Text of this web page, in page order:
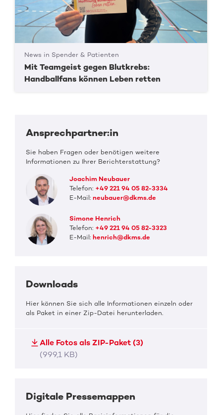
News in Spender & Patienten
Mit Teamgeist gegen Blutkrebs:
Handballfans können Leben retten
Ansprechpartner:in
Sie haben Fragen oder benötigen weitere
Informationen zu Ihrer Berichterstattung?
Joachim Neubauer
Telefon: +49 221 94 05 82-3334
E-Mail:neubauer@dkms.de
Simone Henrich
Telefon: +49 221 94 05 82-3323
E-Mail:henrich@dkms.de
Downloads
Hier können Sie sich alle Informationen einzeln oder
als Paket in einer Zip-Datei herunterladen.
Alle Fotos als ZIP-Paket (3)
(999,1 KB)
Digitale Pressemappen